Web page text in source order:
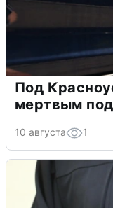
Под
мертвым
10 августа 1